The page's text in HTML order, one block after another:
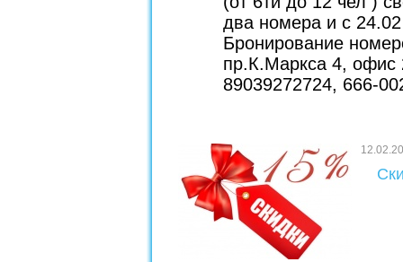
два номера и с
Бронирование
пр.К.Маркса 4, офис
89039272724, 666-